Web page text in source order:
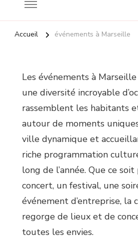
Accueil événements à Marseille
Les événements à
une diversité incroyable
rassemblent les habitants
autour de moments
ville dynamique et
riche programmation
long de l’année. Que ce
concert, un festival, une
événement d’entreprise, la
regorge de lieux et de
toutes les envies.